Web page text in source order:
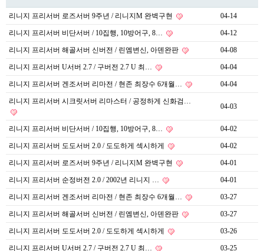
리니지 프리서버 로즈서버 9주년 / 리니지M 완벽구현 04-14
리니지 프리서버 비단서버 / 10집행, 10방어구, 8… 04-12
리니지 프리서버 해골서버 신버전 / 린엠변신, 아덴완판 04-08
리니지 프리서버 U서버 2.7 / 구버전 2.7 U 최… 04-04
리니지 프리서버 겐조서버 리마전 / 현존 최장수 6개월… 04-04
리니지 프리서버 시크릿서버 리마스터 / 공정하게 신화검…
04-03
리니지 프리서버 비단서버 / 10집행, 10방어구, 8… 04-02
리니지 프리서버 도도서버 2.0 / 도도하게 섹시하게 04-02
리니지 프리서버 로즈서버 9주년 / 리니지M 완벽구현 04-01
리니지 프리서버 순정버전 2.0 / 2002년 리니지 … 04-01
리니지 프리서버 겐조서버 리마전 / 현존 최장수 6개월… 03-27
리니지 프리서버 해골서버 신버전 / 린엠변신, 아덴완판 03-27
리니지 프리서버 도도서버 2.0 / 도도하게 섹시하게 03-26
리니지 프리서버 U서버 2.7 / 구버전 2.7 U 최… 03-25